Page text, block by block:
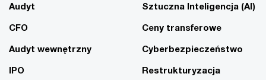
Audyt
CFO
Audyt wewnętrzny
IPO
Sztuczna Inteligencja (AI)
Ceny transferowe
Cyberbezpieczeństwo
Restrukturyzacja